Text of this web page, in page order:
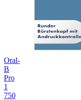
Oral-
B
Pro
1
750